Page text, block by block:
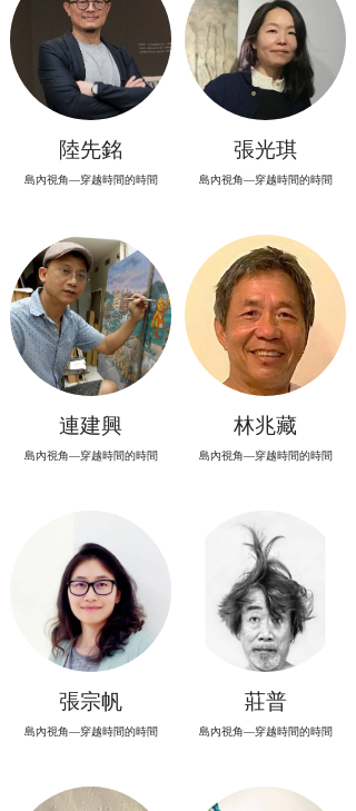
陸先銘
島內視角—穿越時間的時間
連建興
島內視角—穿越時間的時間
張宗帆
島內視角—穿越時間的時間
張光琪
島內視角—穿越時間的時間
林兆藏
島內視角—穿越時間的時間
莊普
島內視角—穿越時間的時間